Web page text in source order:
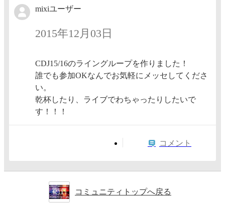
mixiユーザー
2015年12月03日
CDJ15/16のライングループを作りました！
誰でも参加OKなんでお気軽にメッセしてくださ
い。
乾杯したり、ライブでわちゃったりしたいで
す！！！
コメント
コミュニティトップへ戻る